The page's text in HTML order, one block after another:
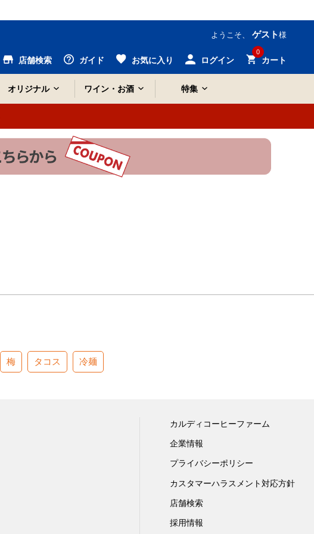
ようこそ、 ゲスト 様
店舗検索 ガイド お気に入り ログイン
0
カート
オリジナル ワイン・お酒 特集
梅 タコス 冷麺
カルディコーヒーファーム
企業情報
プライバシーポリシー
カスタマーハラスメント対応方針
店舗検索
採用情報